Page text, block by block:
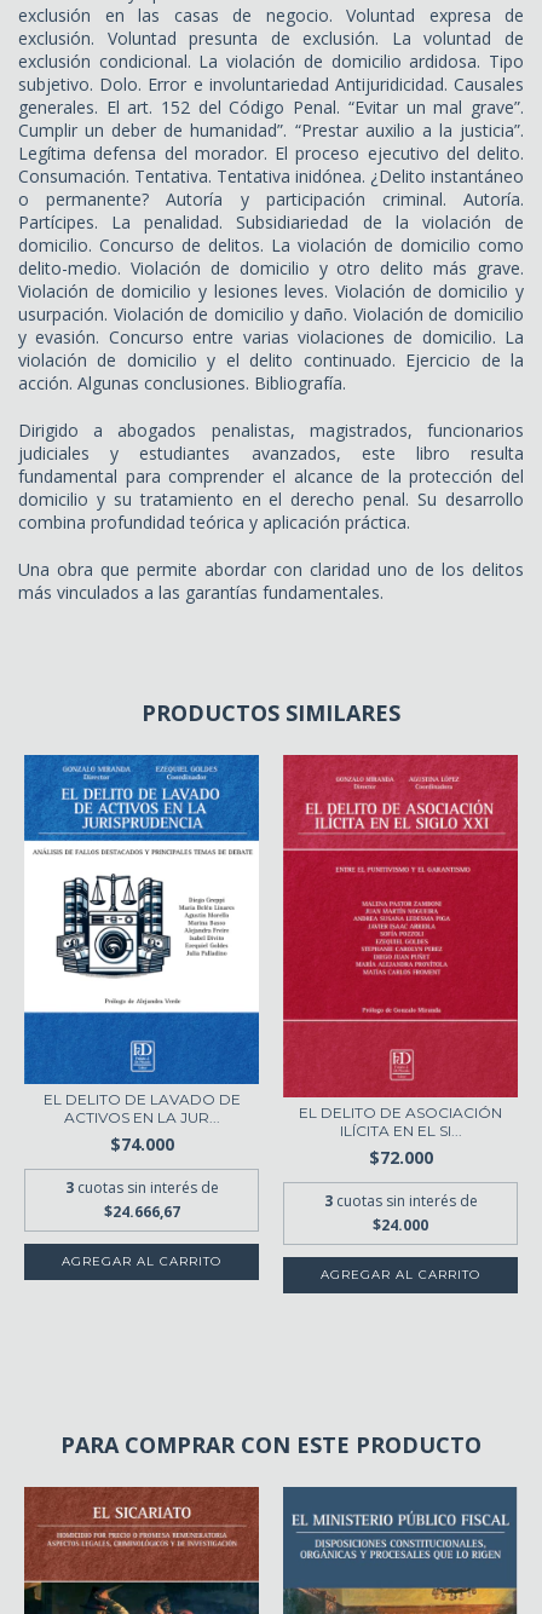
exclusión en las casas de negocio. Voluntad expresa de
exclusión. Voluntad presunta de exclusión. La voluntad de
exclusión condicional. La violación de domicilio ardidosa. Tipo
subjetivo. Dolo. Error e involuntariedad Antijuridicidad. Causales
generales. El art. 152 del Código Penal. “Evitar un mal grave”.
Cumplir un deber de humanidad”. “Prestar auxilio a la justicia”.
Legítima defensa del morador. El proceso ejecutivo del delito.
Consumación. Tentativa. Tentativa inidónea. ¿Delito instantáneo
o permanente? Autoría y participación criminal. Autoría.
Partícipes. La penalidad. Subsidiariedad de la violación de
domicilio. Concurso de delitos. La violación de domicilio como
delito-medio. Violación de domicilio y otro delito más grave.
Violación de domicilio y lesiones leves. Violación de domicilio y
usurpación. Violación de domicilio y daño. Violación de domicilio
y evasión. Concurso entre varias violaciones de domicilio. La
violación de domicilio y el delito continuado. Ejercicio de la
acción. Algunas conclusiones. Bibliografía.
Dirigido a abogados penalistas, magistrados, funcionarios
judiciales y estudiantes avanzados, este libro resulta
fundamental para comprender el alcance de la protección del
domicilio y su tratamiento en el derecho penal. Su desarrollo
combina profundidad teórica y aplicación práctica.
Una obra que permite abordar con claridad uno de los delitos
más vinculados a las garantías fundamentales.
PRODUCTOS SIMILARES
EL DELITO DE LAVADO DE
ACTIVOS EN LA JUR...
$74.000
3 cuotas sin interés de
$24.666,67
AGREGAR AL CARRITO
EL DELITO DE ASOCIACIÓN
ILÍCITA EN EL SI...
$72.000
3 cuotas sin interés de
$24.000
PARA COMPRAR CON ESTE PRODUCTO